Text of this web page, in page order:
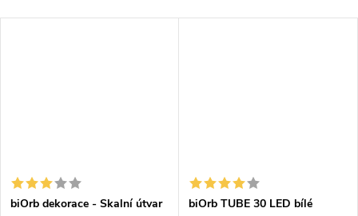
biOrb dekorace - Skalní útvar biOrb TUBE 30 LED bílé